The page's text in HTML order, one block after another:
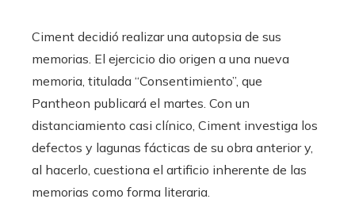
Ciment decidió realizar una autopsia de sus
memorias. El ejercicio dio origen a una nueva
memoria, titulada “Consentimiento”, que
Pantheon publicará el martes. Con un
distanciamiento casi clínico, Ciment investiga los
defectos y lagunas fácticas de su obra anterior y,
al hacerlo, cuestiona el artificio inherente de las
memorias como forma literaria.